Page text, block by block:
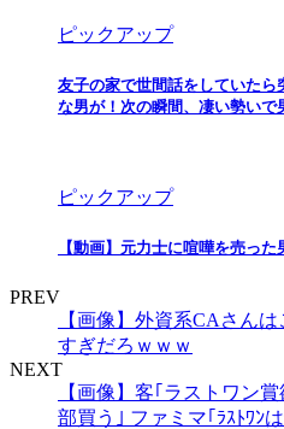
ピックアップ
友子の家で世間話をしていたら
な男が！次の瞬間、凄い勢いで
ピックアップ
【動画】元力士に喧嘩を売っ
PREV
【画像】外資系CAさん
すぎだろｗｗｗ
NEXT
【画像】客｢ラストワン
部買う｣ ファミマ｢ﾗｽﾄﾜﾝ